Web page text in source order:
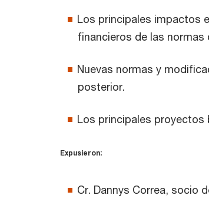
Los principales impactos
financieros de las normas
Nuevas normas y
posterior.
Los principales proyectos
Expusieron:
Cr. Dannys Correa, socio